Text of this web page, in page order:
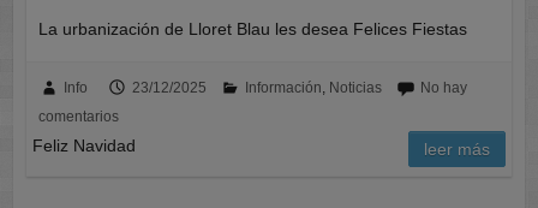
La urbanización de Lloret Blau les desea Felices Fiestas
Info 23/12/2025 Información, Noticias
No hay
comentarios
Feliz Navidad leer más